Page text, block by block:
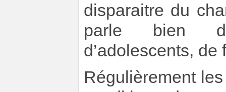
disparaitre du
parle bien
d’adolescents, de
Régulièrement